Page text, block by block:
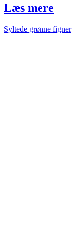
Læs mere
tidligt
Syltede grønne figner